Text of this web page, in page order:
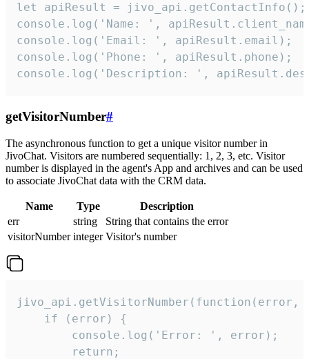
let apiResult = jivo_api.getContactInfo();
console.log('Name: ',
console.log('Email: ', apiResult.email);
console.log('Phone: ', apiResult.phone);
console.log('Description: ',
getVisitorNumber#
The asynchronous function to get a unique visitor number in
JivoChat. Visitors are numbered sequentially: 1, 2, 3, etc. Visitor
number is displayed in the agent's App and archives and can be used
to associate JivoChat data with the CRM data.
Name Type
Description
err
string
String that contains the error
visitorNumber integer Visitor's number
jivo_api.getVisitorNumber(function(error,
    if (error) {
        console.log('Error: ', error);
        return;